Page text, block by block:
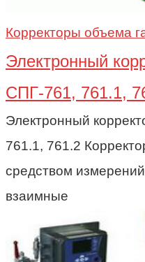
Корректоры объема
Электронный
СПГ-761, 761.1,
Электронный
761.1, 761.2
средством
взаимные